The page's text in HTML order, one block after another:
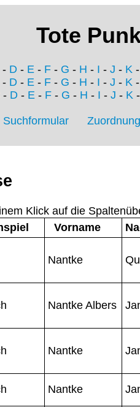
Tote
- D - E - F - G - H - I - J - K
- D - E - F - G - H - I - J - K
- D- E- F- G - H - I - J - K
Suchformular
Klick auf die
Vorname
Nantke
Nantke Albers
Nantke
Nantke